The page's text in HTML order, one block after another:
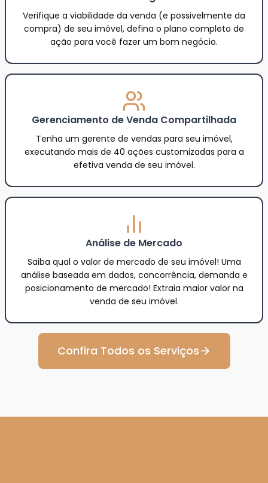
Verifique a viabilidade da venda (e possivelmente da
compra) de seu imóvel, defina o plano completo de
ação para você fazer um bom negócio.
Gerenciamento de Venda Compartilhada
Tenha um gerente de vendas para seu imóvel,
executando mais de 40 ações customizadas para a
efetiva venda de seu imóvel.
Análise de Mercado
Saiba qual o valor de mercado de seu imóvel! Uma
análise baseada em dados, concorrência, demanda e
posicionamento de mercado! Extraia maior valor na
venda de seu imóvel.
Confira Todos os Serviços